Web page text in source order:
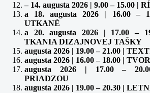
– 14. augusta 2026 | 9.00 – 15.00 |
a 18. augusta 2026 | 16.00 –
UTKANÉ
a 20. augusta 2026 | 17.00 –
TKANIA DIZAJNOVEJ TAŠKY
augusta 2026 | 19.00 – 21.00 |
augusta 2026 | 16.00 – 18.00 |
augusta 2026 | 17.00 –
PRIADZOU
augusta 2026 | 19.00 – 20.30 |